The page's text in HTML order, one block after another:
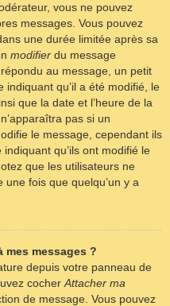
vous ne pouvez
messages. Vous pouvez
une durée limitée après sa
modifier du message
au message, un petit
indiquant qu’il a été modifié, le
que la date et l’heure de la
pas si un
le message, cependant ils
qu’ils ont modifié le
que les utilisateurs ne
fois que quelqu’un y a
mes messages ?
depuis votre panneau de
cocher Attacher ma
de message. Vous pouvez